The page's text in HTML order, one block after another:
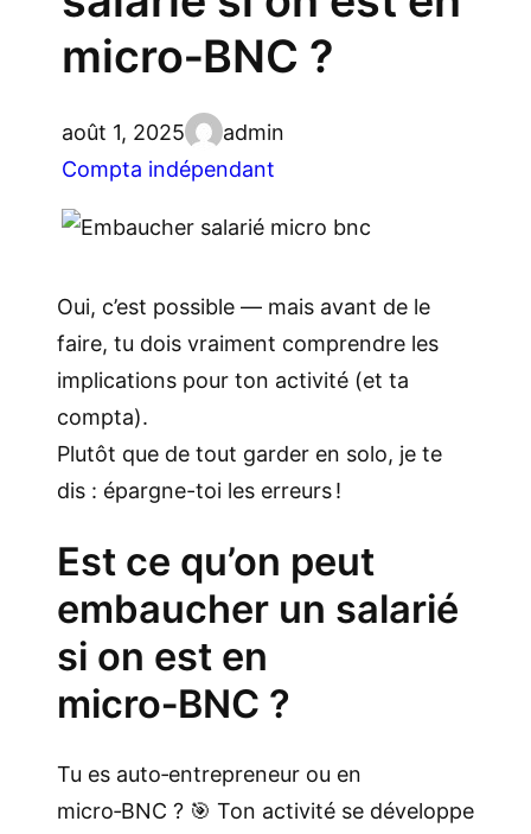
micro‑BNC ?
août 1, 2025
admin
Compta indépendant
Oui, c’est possible — mais avant de le
faire, tu dois vraiment comprendre les
implications pour ton activité (et ta
compta).
Plutôt que de tout garder en solo, je te
dis : épargne-toi les erreurs !
Est ce qu’on peut
embaucher un salarié
si on est en
micro‑BNC ?
Tu es auto‑entrepreneur ou en
micro‑BNC ? 🎯 Ton activité se développe